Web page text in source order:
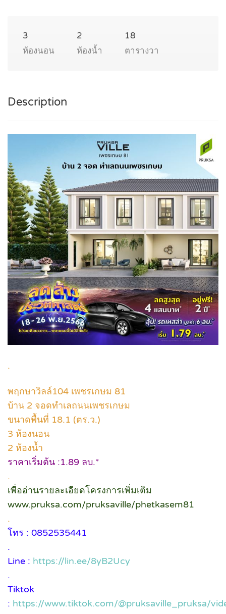
3
ห้องนอน
2
ห้องน้ำ
18
ตารางวา
Description
.
พฤกษาวิลล์104 เพชรเกษม 81
บ้าน 2 จอดทำเลถนนเพชรเกษม
ขนาดพื้นที่ 18.1 (ตร.ว.)
3 ห้องนอน
2 ห้องน้ำ
ราคาเริ่มต้น :1.89 ลบ.*
.
เพื่ออ่านรายละเอียดโครงการเพิ่มเติม
www.pruksa.com/pruksaville/phetkasem81
.
โทร : 0852535441
.
Line : https://lin.ee/8yB2Ucy
.
Tiktok
: https://www.tiktok.com/@pruksaville_pruksa/